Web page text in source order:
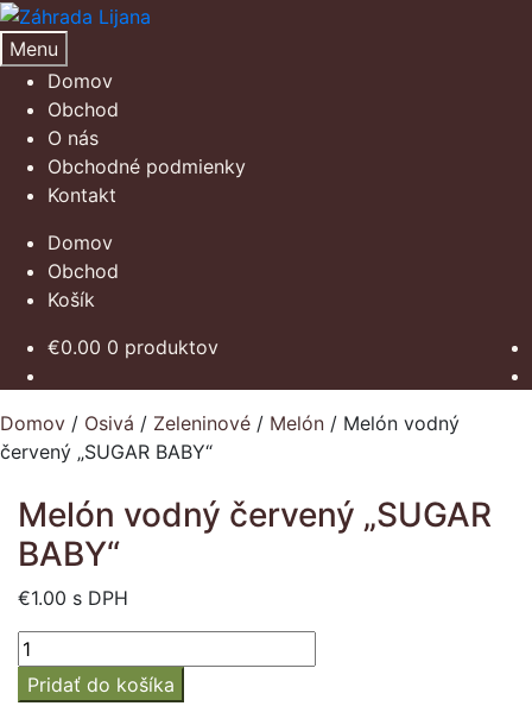
Preskočiť
na
navigáciu
Preskočiť
na
obsah
Menu
Domov
Obchod
O nás
Obchodné podmienky
Kontakt
Domov
Obchod
Košík
€0.00 0 produktov
Domov / Osivá / Zeleninové / Melón / Melón vodný
červený „SUGAR BABY“
Melón vodný červený „SUGAR
BABY“
€1.00 s DPH
množstvo
Melón
Pridať do košíka